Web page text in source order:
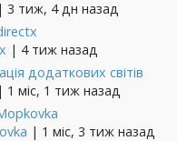
| 3 тиж, 4 дн назад
| 4 тиж назад
додаткових світів
| 1 міс, 1 тиж назад
| 1 міс, 3 тиж назад